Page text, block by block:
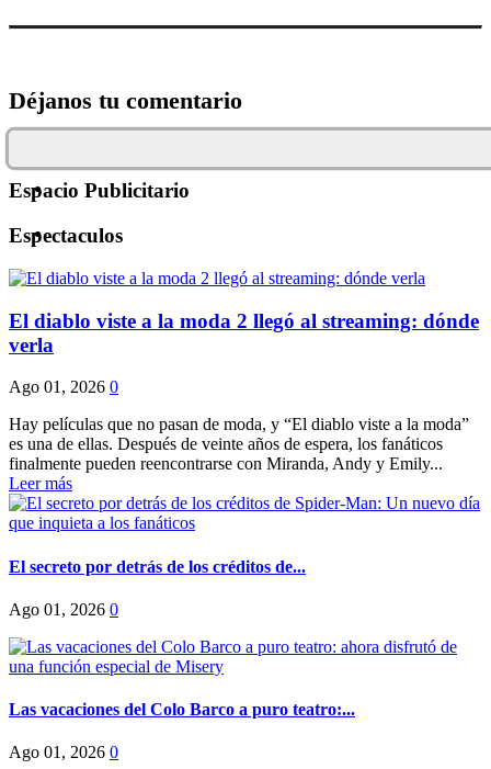
Déjanos tu comentario
Espacio Publicitario
Espectaculos
El diablo viste a la moda 2 llegó al streaming: dónde
verla
Ago 01, 2026 0
Hay películas que no pasan de moda, y “El diablo viste a la moda”
es una de ellas. Después de veinte años de espera, los fanáticos
finalmente pueden reencontrarse con Miranda, Andy y Emily...
Leer más
El secreto por detrás de los créditos de...
Ago 01, 2026 0
Las vacaciones del Colo Barco a puro teatro:...
Ago 01, 2026 0